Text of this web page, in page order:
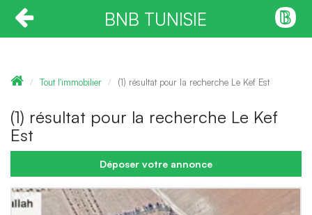
BNB TUNISIE
Tout l'immobilier (1) résultat pour la recherche Le Kef Est
(1) résultat pour la recherche Le Kef
Est
Déposer votre annonce